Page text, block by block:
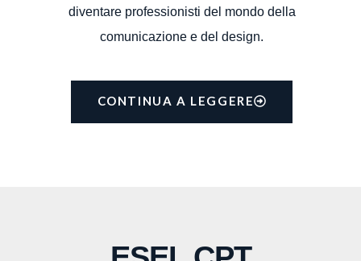
diventare professionisti del mondo della
comunicazione e del design.
CONTINUA A LEGGERE